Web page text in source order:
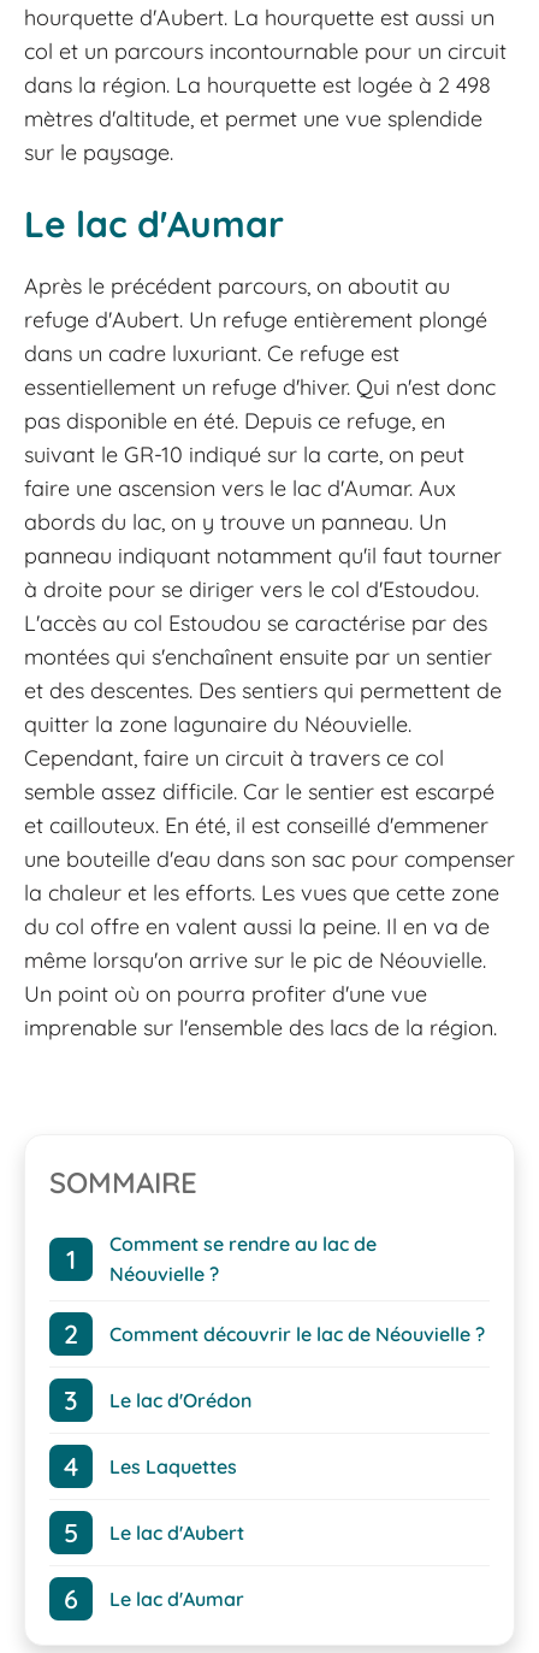
hourquette d'Aubert. La hourquette est aussi un
col et un parcours incontournable pour un circuit
dans la région. La hourquette est logée à 2 498
mètres d'altitude, et permet une vue splendide
sur le paysage.
Le lac d'Aumar
Après le précédent parcours, on aboutit au
refuge d'Aubert. Un refuge entièrement plongé
dans un cadre luxuriant. Ce refuge est
essentiellement un refuge d'hiver. Qui n'est donc
pas disponible en été. Depuis ce refuge, en
suivant le GR-10 indiqué sur la carte, on peut
faire une ascension vers le lac d'Aumar. Aux
abords du lac, on y trouve un panneau. Un
panneau indiquant notamment qu'il faut tourner
à droite pour se diriger vers le col d'Estoudou.
L'accès au col Estoudou se caractérise par des
montées qui s'enchaînent ensuite par un sentier
et des descentes. Des sentiers qui permettent de
quitter la zone lagunaire du Néouvielle.
Cependant, faire un circuit à travers ce col
semble assez difficile. Car le sentier est escarpé
et caillouteux. En été, il est conseillé d'emmener
une bouteille d'eau dans son sac pour compenser
la chaleur et les efforts. Les vues que cette zone
du col offre en valent aussi la peine. Il en va de
même lorsqu'on arrive sur le pic de Néouvielle.
Un point où on pourra profiter d'une vue
imprenable sur l'ensemble des lacs de la région.
SOMMAIRE
Comment se rendre au lac de
Néouvielle ?
Comment découvrir le lac de Néouvielle ?
Le lac d'Orédon
Les Laquettes
Le lac d'Aubert
Le lac d'Aumar